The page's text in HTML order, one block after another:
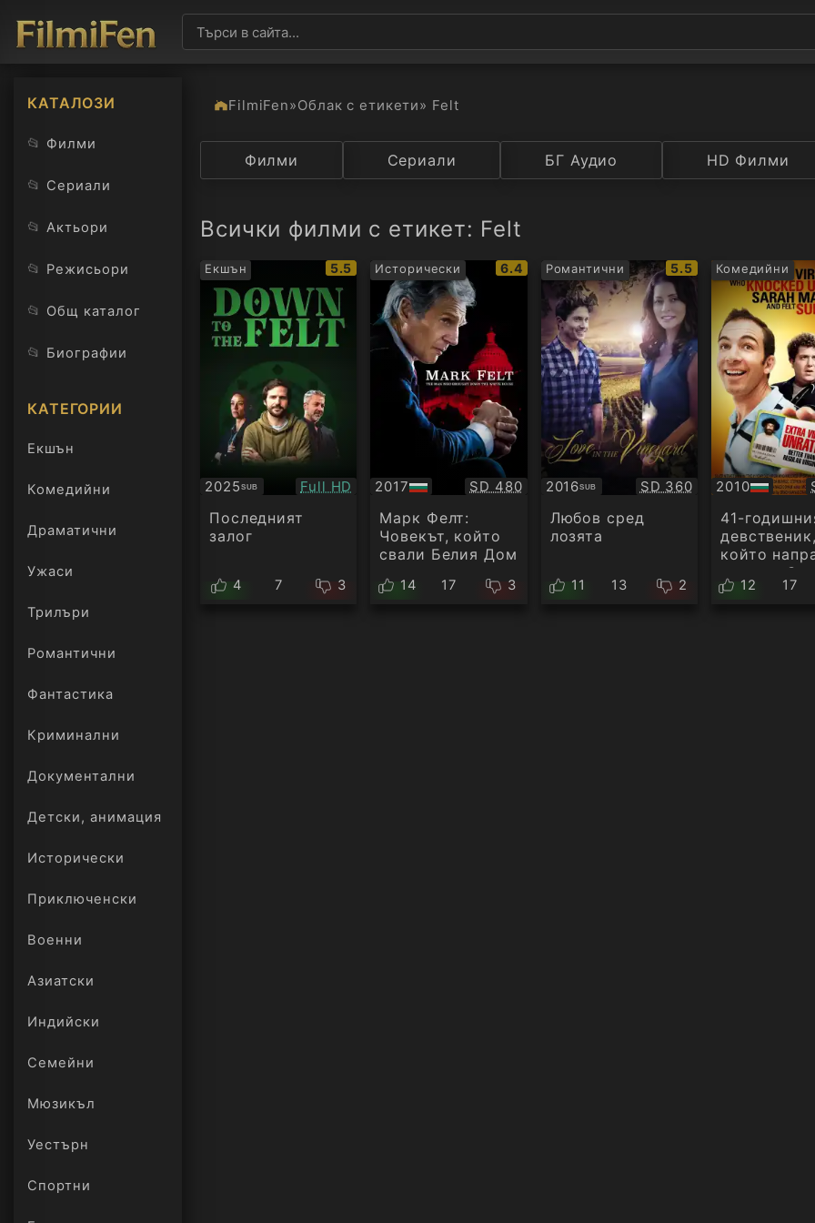
КАТАЛОЗИ
📂 Филми
📂 Сериали
📂 Актьори
📂 Режисьори
📂 Общ каталог
📂 Биографии
КАТЕГОРИИ
Екшън
Комедийни
Драматични
Ужаси
Трилъри
онлайн
Романтични
Фантастика
Криминални
Документални
Детски, анимация
Исторически
Приключенски
Военни
Азиатски
Индийски
Семейни
Мюзикъл
Уестърн
Спортни
FilmiFen»Облак с етикети» Felt
Категория Държава Рейтинг
Филми Сериали БГ Аудио HD Филми
Всички филми с етикет: Felt
Екшън
IMDb
рейтинг:
5.5
2025SUB
Субтитри Качество:
Full HD
Последният
залог
4 7 3
Исторически
IMDb
рейтинг:
6.4
2017
БГ
аудио
Качество:
SD 480
Марк Фелт:
Човекът, който
свали Белия Дом
14 17 3
Романтични
IMDb
рейтинг:
5.5
2016SUB
Субтитри Качество:
SD 360
Любов сред
лозята
11 13 2
Комедийни
2010
БГ
аудио
41-
девственик,
който
дете на
Маршал и се
12 17